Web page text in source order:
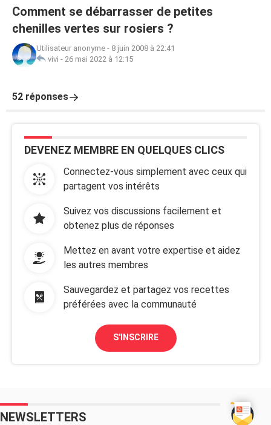
Comment se débarrasser de petites
chenilles vertes sur rosiers ?
Utilisateur anonyme - 8 juin 2008 à 22:41
vivi - 26 mai 2022 à 12:15
52 réponses
DEVENEZ MEMBRE EN QUELQUES CLICS
Connectez-vous simplement avec ceux qui
partagent vos intérêts
Suivez vos discussions facilement et
obtenez plus de réponses
Mettez en avant votre expertise et aidez
les autres membres
Sauvegardez et partagez vos recettes
préférées avec la communauté
S'INSCRIRE
NEWSLETTERS